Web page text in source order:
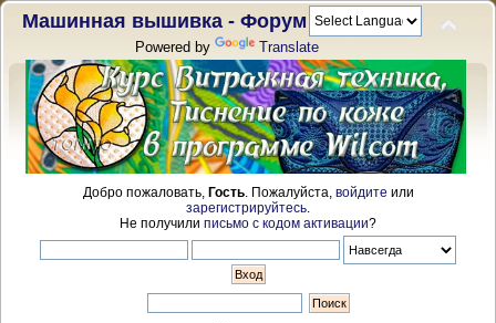
Машинная вышивка - Форум
Powered by Translate
Добро пожаловать, Гость. Пожалуйста, войдите или
зарегистрируйтесь
Не получили письмо с кодом активации?